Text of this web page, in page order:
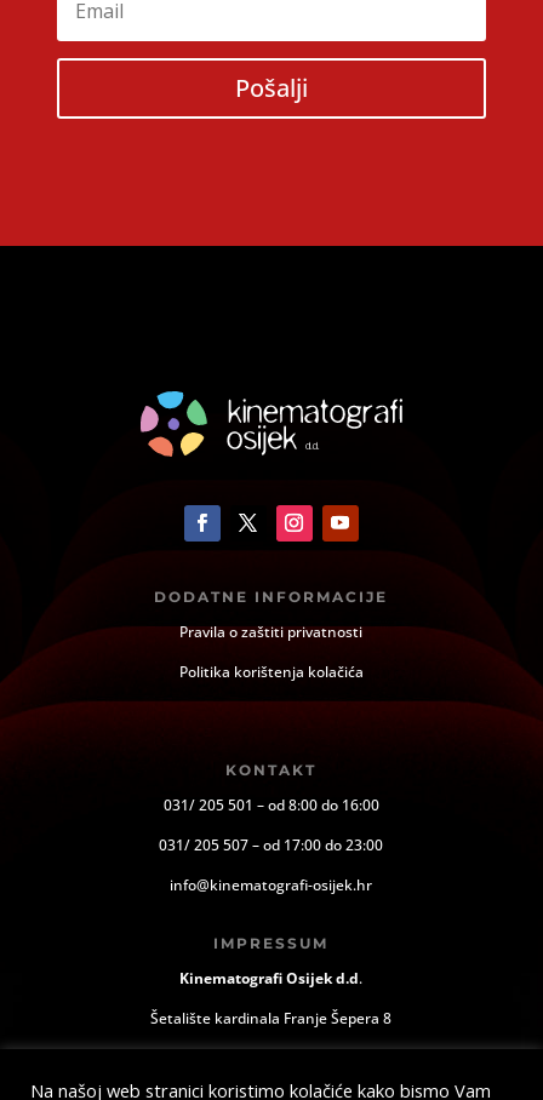
Pošalji
DODATNE INFORMACIJE
Pravila o zaštiti privatnosti
Politika korištenja kolačića
KONTAKT
031/ 205 501 – od 8:00 do 16:00
031/ 205 507 – od 17:00 do 23:00
info@kinematografi-osijek.hr
IMPRESSUM
Kinematografi Osijek d.d.
Šetalište kardinala Franje Šepera 8
Na našoj web stranici koristimo kolačiće kako bismo Vam